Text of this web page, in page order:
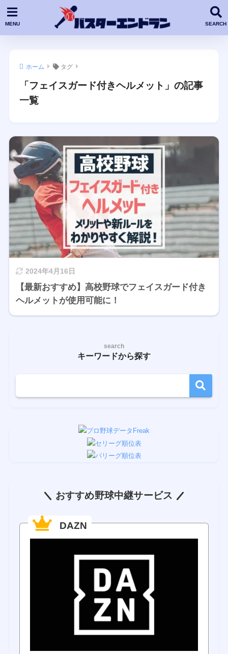
ホーム タグ
「フェイスガード付きヘルメット」の記事
一覧
2024年4月16日
【最新おすすめ】高校野球でフェイスガード付き
ヘルメットが使用可能に！
search
キーワードから探す
おすすめ野球中継サービス
DAZN